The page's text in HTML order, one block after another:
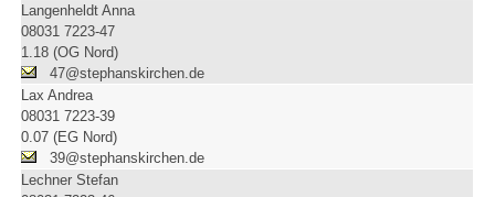
Langenheldt Anna
08031 7223-47
1.18 (OG Nord)
47@stephanskirchen.de
Lax Andrea
08031 7223-39
0.07 (EG Nord)
39@stephanskirchen.de
Lechner Stefan